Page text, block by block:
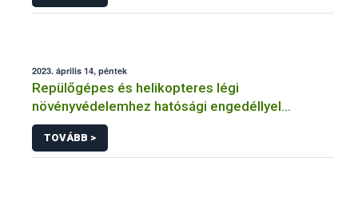
2023. április 14, péntek
Repülőgépes és helikopteres légi
növényvédelemhez hatósági engedéllyel
rendelkező szervezetek
TOVÁBB >